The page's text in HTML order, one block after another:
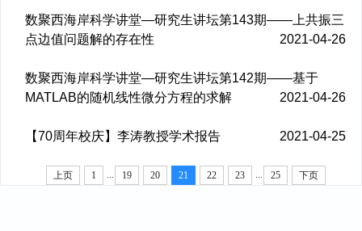
数聚西海岸科学讲堂—研究生讲坛第143期——上共振三
点边值问题解的存在性
2021-04-26
数聚西海岸科学讲堂—研究生讲坛第142期——基于
MATLAB的随机线性微分方程的求解
2021-04-26
【70周年校庆】李涛教授学术报告 2021-04-25
上页 1 ... 19 20 21 22 23 ... 25 下页